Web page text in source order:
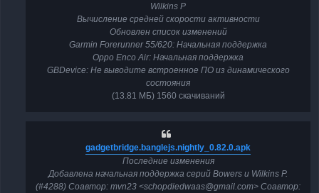
Wilkins P
Вычисление средней скорости активности
Обновлен список изменений
Garmin Forerunner 55/620: Начальная поддержка
Oppo Enco Air: Начальная поддержка
GBDevice: Не выводите встроенное ПО из динамического
состояния
(13.81 МБ) 1560 скачиваний
gadgetbridge.banglejs.nightly_0.82.0.apk
Последние изменения
Добавлена начальная поддержка серий Bowers и Wilkins P.
(#4288) Соавтор: mvn23 <schopdiedwaas@gmail.com> Соавтор: